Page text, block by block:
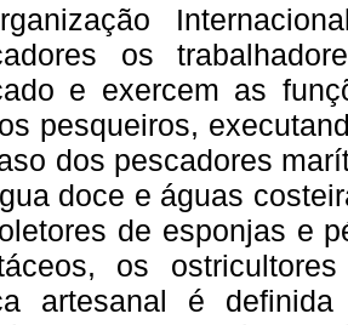
os
e exercem as
pesqueiros,
dos pescadores
doce e águas
de esponjas e
os
artesanal é